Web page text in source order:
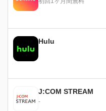
Hulu
J:COM STREAM
-